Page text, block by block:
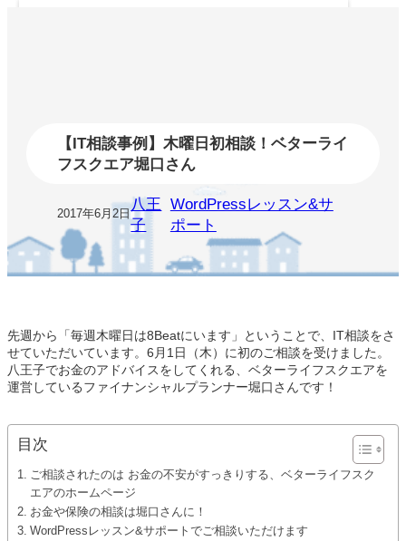
【IT相談事例】木曜日初相談！ベターライ
フスクエア堀口さん
2017年6月2日
八王
子
WordPressレッスン&サ
ポート
先週から「毎週木曜日は8Beatにいます」ということで、IT相談をさ
せていただいています。6月1日（木）に初のご相談を受けました。
八王子でお金のアドバイスをしてくれる、ベターライフスクエアを
運営しているファイナンシャルプランナー堀口さんです！
目次
ご相談されたのは お金の不安がすっきりする、ベターライフスク
エアのホームページ
お金や保険の相談は堀口さんに！
WordPressレッスン&サポートでご相談いただけます